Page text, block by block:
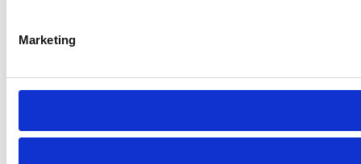
Marketing